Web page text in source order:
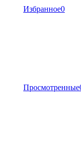
Избранное0
Просмотренные